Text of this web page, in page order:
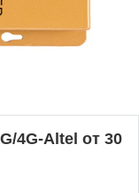
4G-Altel от 30